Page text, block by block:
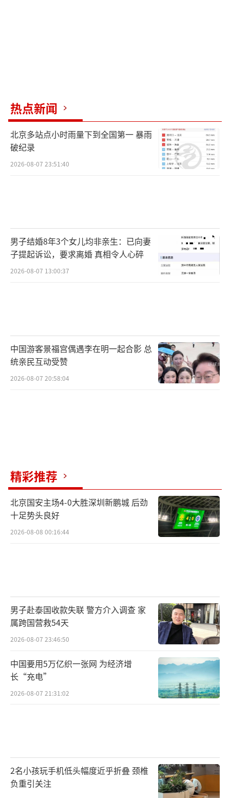
热点新闻
北京多站点小时雨量下到全国第一 暴雨
破纪录
2026-08-07 23:51:40
男子结婚8年3个女儿均非亲生：已向妻
子提起诉讼，要求离婚 真相令人心碎
2026-08-07 13:00:37
中国游客景福宫偶遇李在明一起合影 总
统亲民互动受赞
2026-08-07 20:58:04
精彩推荐
北京国安主场4-0大胜深圳新鹏城 后劲
十足势头良好
2026-08-08 00:16:44
男子赴泰国收款失联 警方介入调查 家
属跨国营救54天
2026-08-07 23:46:50
中国要用5万亿织一张网 为经济增
长“充电”
2026-08-07 21:31:02
2名小孩玩手机低头幅度近乎折叠 颈椎
负重引关注